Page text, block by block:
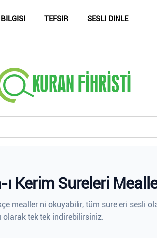
TEFSIR SESLI DINLE
ı Kerim Sureleri
meallerini okuyabilir, tüm sureleri sesli
olarak tek tek indirebilirsiniz.